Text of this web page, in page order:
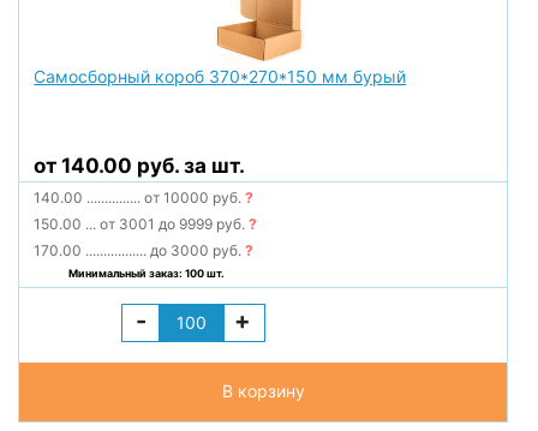
Самосборный короб 370*270*150 мм бурый
от 140.00 руб. за шт.
140.00 ............... от 10000 руб.?
150.00 ... от 3001 до 9999 руб.?
170.00 ................. до 3000 руб.?
Минимальный заказ: 100 шт.
- +
В корзину